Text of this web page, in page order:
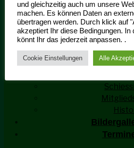
und gleichzeitig auch um unsere
machen. Es können Daten an
übertragen werden. Durch klick auf
akzeptiert Ihr diese Bedingungen. In
könnt Ihr das jederzeit anpassen. .
Cookie Einstellungen Alle